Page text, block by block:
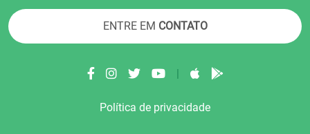
ENTRE EM CONTATO
|
Política de privacidade